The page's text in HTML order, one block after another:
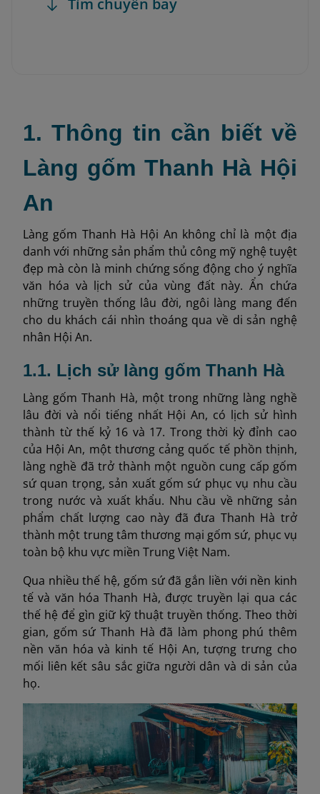
Tìm chuyến bay
1. Thông tin cần biết về
Làng gốm Thanh Hà Hội
An
Làng gốm Thanh Hà Hội An không chỉ là một địa
danh với những sản phẩm thủ công mỹ nghệ tuyệt
đẹp mà còn là minh chứng sống động cho ý nghĩa
văn hóa và lịch sử của vùng đất này. Ẩn chứa
những truyền thống lâu đời, ngôi làng mang đến
cho du khách cái nhìn thoáng qua về di sản nghệ
nhân Hội An.
1.1. Lịch sử làng gốm Thanh Hà
Làng gốm Thanh Hà, một trong những làng nghề
lâu đời và nổi tiếng nhất Hội An, có lịch sử hình
thành từ thế kỷ 16 và 17. Trong thời kỳ đỉnh cao
của Hội An, một thương cảng quốc tế phồn thịnh,
làng nghề đã trở thành một nguồn cung cấp gốm
sứ quan trọng, sản xuất gốm sứ phục vụ nhu cầu
trong nước và xuất khẩu. Nhu cầu về những sản
phẩm chất lượng cao này đã đưa Thanh Hà trở
thành một trung tâm thương mại gốm sứ, phục vụ
toàn bộ khu vực miền Trung Việt Nam.
Qua nhiều thế hệ, gốm sứ đã gắn liền với nền kinh
tế và văn hóa Thanh Hà, được truyền lại qua các
thế hệ để gìn giữ kỹ thuật truyền thống. Theo thời
gian, gốm sứ Thanh Hà đã làm phong phú thêm
nền văn hóa và kinh tế Hội An, tượng trưng cho
mối liên kết sâu sắc giữa người dân và di sản của
họ.